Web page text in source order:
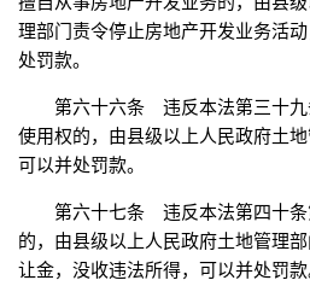
理部门责令停止房地产开发业务活
处罚款。
第六十六条 违反本法第三十
使用权的，由县级以上人民政府土地
可以并处罚款。
第六十七条 违反本法第四十条
的，由县级以上人民政府土地管理
让金，没收违法所得，可以并处罚款